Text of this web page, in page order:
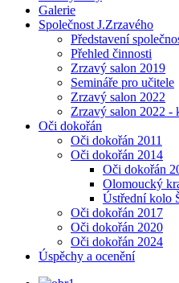
Galerie
Společnost J.Zrzavého
Představení
Přehled činnosti
Zrzavý salon 2019
Semináře pro učitele
Zrzavý salon 2022
Zrzavý salon 2022 -
Oči dokořán
Oči dokořán 2011
Oči dokořán 2014
Oči dokořán
Olomoucký
Ústřední kolo
Oči dokořán 2017
Oči dokořán 2020
Oči dokořán 2024
Úspěchy a ocenění